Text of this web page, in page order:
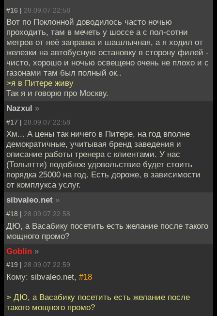
#16 | 28.09.07 22:58
Вот по Поклонной доводилось часто ночью
проходить, там в мечеть у шоссе а с пол-сотни
метров от неё заправка и шашлычная, а я ходил от
железки на автобусную остановку в сторону филей -
чисто, хорошо и ночью освещено очень не плохо и с
газонами там был полный ок..
>я в Питере живу
Так я и говорю про Москву.
Nazxul »
#17 | 28.09.07 22:58
Хм... А цены так ничего в Питере, на год вполне
демократичные, учитывая бренд заведения и
описание работы тренера с клиентами. У нас
(Тольятти) подобное удовольствие будет стоить
порядка 25000 на год. Есть дороже, в зависимости
от комплукса услуг.
sibvaleo.net »
#18 | 28.09.07 22:58
ДЮ, а Васабику посетить есть желание после такого
мощного промо?
Goblin »
#19 | 28.09.07 22:59
Кому: sibvaleo.net, #18
> ДЮ, а Васабику посетить есть желание после
такого мощного промо?